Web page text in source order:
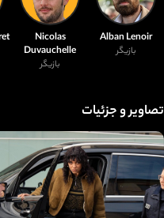
Alban Lenoir
بازیگر
Nicolas
Duvauchelle
بازیگر
تصاویر و جزئیات